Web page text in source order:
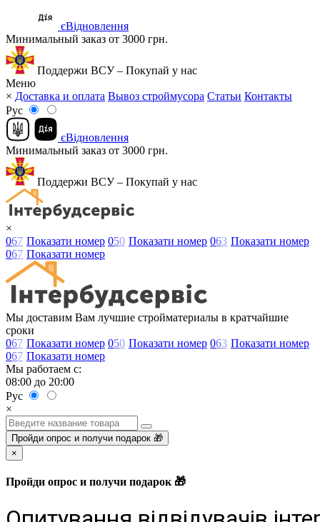
єВідновлення
Минимальный заказ от 3000 грн.
Поддержи ВСУ – Покупай у нас
Меню
× Доставка и оплата Вывоз строймусора Статьи Контакты
Рус
єВідновлення
Минимальный заказ от 3000 грн.
Поддержи ВСУ – Покупай у нас
×
067 Показати номер 050 Показати номер 063 Показати номер
067 Показати номер
Мы доставим Вам лучшие стройматериалы в кратчайшие
сроки
067 Показати номер 050 Показати номер 063 Показати номер
067 Показати номер
Мы работаем с:
08:00 до 20:00
Рус
×
Пройди опрос и получи подарок 🎁
×
Пройди опрос и получи подарок 🎁